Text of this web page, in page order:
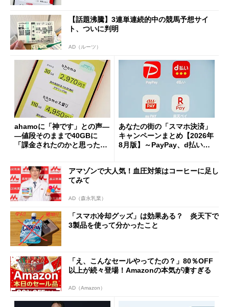
【話題沸騰】3連単連続的中の競馬予想サイ
ト、ついに判明
AD（ルーツ）
ahamoに「神です」との声―
―値段そのままで40GBに
「課金されたのかと思った」
あなたの街の「スマホ決済」
キャンペーンまとめ【2026年
8月版】～PayPay、d払い、a
アマゾンで大人気！血圧対策はコーヒーに足し
てみて
AD（森永乳業）
「スマホ冷却グッズ」は効果ある？ 炎天下で
3製品を使って分かったこと
「え、こんなセールやってたの？」80％OFF
以上が続々登場！Amazonの本気が凄すぎる
AD（Amazon）